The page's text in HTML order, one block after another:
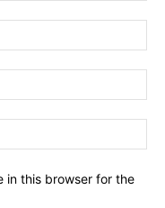
in this browser for the